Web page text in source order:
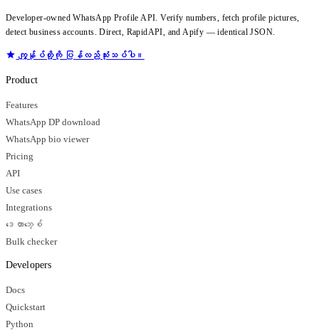
Developer-owned WhatsApp Profile API. Verify numbers, fetch profile pictures,
detect business accounts. Direct, RapidAPI, and Apify — identical JSON.
ကျွန်ုပ်တို့ကို ပြန်လည်သုံးသပ်ပါ။
Product
Features
WhatsApp DP download
WhatsApp bio viewer
Pricing
API
Use cases
Integrations
ဒေတာဘေ့စ်
Bulk checker
Developers
Docs
Quickstart
Python